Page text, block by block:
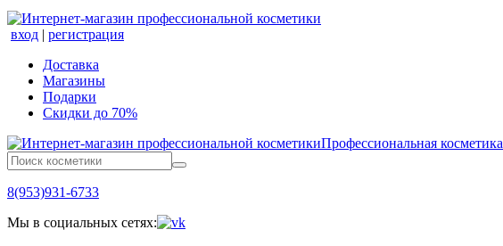
вход | регистрация
Доставка
Магазины
Подарки
Скидки до 70%
Профессиональная косметика
8(953)931-6733
Мы в социальных сетях: